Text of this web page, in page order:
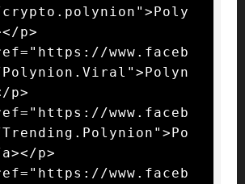
crypto.polynion">Poly
p>
www.faceb
Polynion.Viral">Polyn
p>
www.faceb
Trending.Polynion">Po
p>
www.faceb